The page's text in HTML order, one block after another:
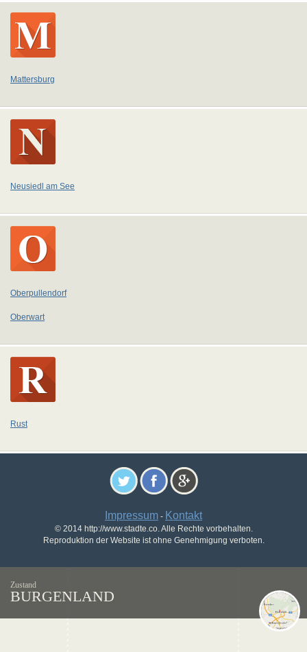
Mattersburg
Neusiedl am See
Oberpullendorf
Oberwart
Rust
Impressum - Kontakt
© 2014 http://www.stadte.co. Alle Rechte vorbehalten.
Reproduktion der Website ist ohne Genehmigung verboten.
Zustand
BURGENLAND